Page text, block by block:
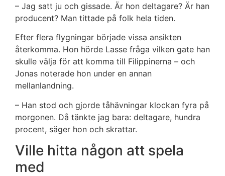
– Jag satt ju och gissade. Är hon deltagare? Är han
producent? Man tittade på folk hela tiden.
Efter flera flygningar började vissa ansikten
återkomma. Hon hörde Lasse fråga vilken gate han
skulle välja för att komma till Filippinerna – och
Jonas noterade hon under en annan
mellanlandning.
– Han stod och gjorde tåhävningar klockan fyra på
morgonen. Då tänkte jag bara: deltagare, hundra
procent, säger hon och skrattar.
Ville hitta någon att spela
med